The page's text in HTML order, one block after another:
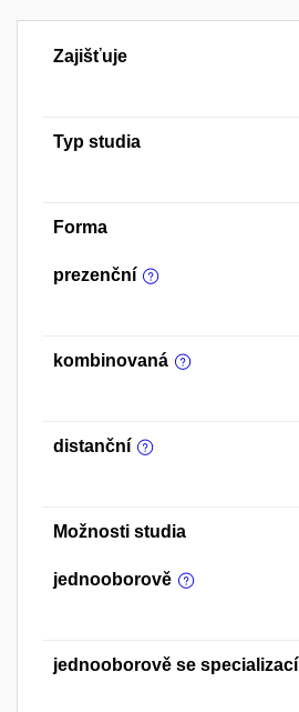
Zajišťuje
Typ studia
Forma
prezenční
kombinovaná
distanční
Možnosti studia
jednooborově
jednooborově se specializací